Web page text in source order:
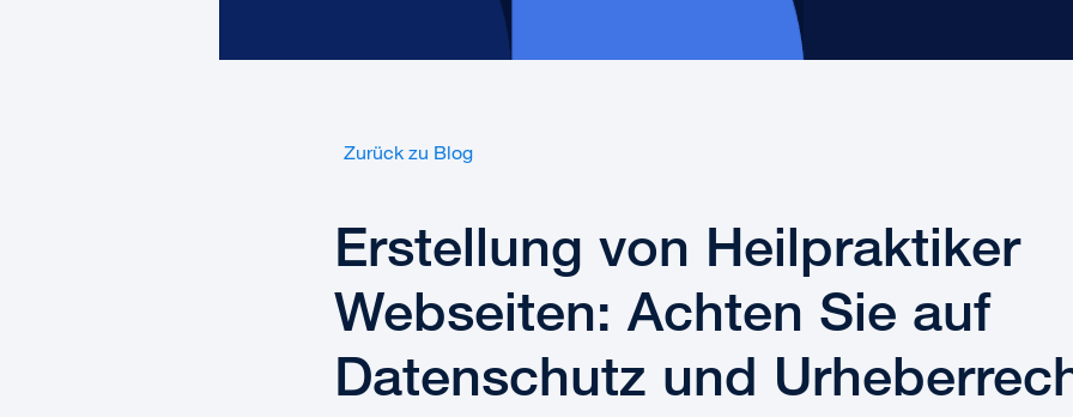
Zurück zu Blog
Erstellung von Heilpraktiker
Webseiten: Achten Sie auf
Datenschutz und